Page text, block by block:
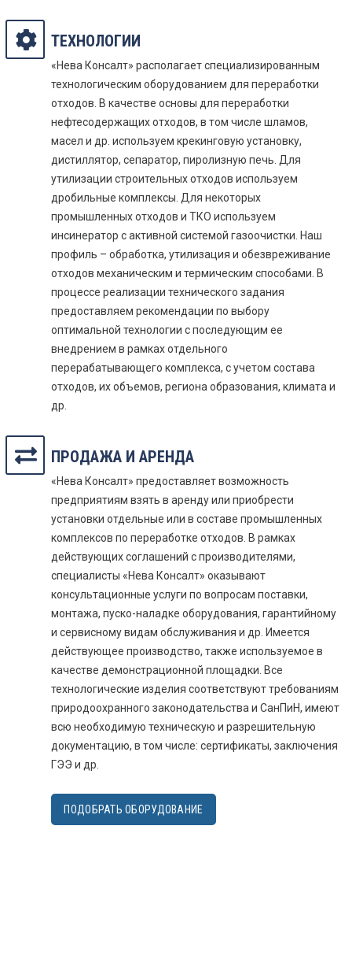
ТЕХНОЛОГИИ
«Нева Консалт» располагает специализированным
технологическим оборудованием для переработки
отходов. В качестве основы для переработки
нефтесодержащих отходов, в том числе шламов,
масел и др. используем крекинговую установку,
дистиллятор, сепаратор, пиролизную печь. Для
утилизации строительных отходов используем
дробильные комплексы. Для некоторых
промышленных отходов и ТКО используем
инсинератор с активной системой газоочистки. Наш
профиль – обработка, утилизация и обезвреживание
отходов механическим и термическим способами. В
процессе реализации технического задания
предоставляем рекомендации по выбору
оптимальной технологии с последующим ее
внедрением в рамках отдельного
перерабатывающего комплекса, с учетом состава
отходов, их объемов, региона образования, климата и
др.
ПРОДАЖА И АРЕНДА
«Нева Консалт» предоставляет возможность
предприятиям взять в аренду или приобрести
установки отдельные или в составе промышленных
комплексов по переработке отходов. В рамках
действующих соглашений с производителями,
специалисты «Нева Консалт» оказывают
консультационные услуги по вопросам поставки,
монтажа, пуско-наладке оборудования, гарантийному
и сервисному видам обслуживания и др. Имеется
действующее производство, также используемое в
качестве демонстрационной площадки. Все
технологические изделия соответствуют требованиям
природоохранного законодательства и СанПиН, имеют
всю необходимую техническую и разрешительную
документацию, в том числе: сертификаты, заключения
ГЭЭ и др.
ПОДОБРАТЬ ОБОРУДОВАНИЕ